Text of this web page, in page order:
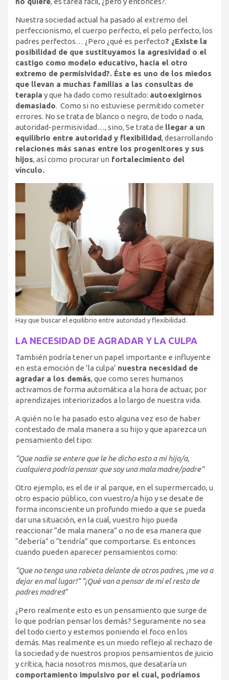
Nuestra sociedad actual ha pasado al extremo del
perfeccionismo, el cuerpo perfecto, el pelo perfecto, los
padres perfectos… ¿Pero ¿qué es perfecto? ¿Existe la
posibilidad de que sustituyamos la agresividad o el
castigo como modelo educativo, hacia el otro
extremo de permisividad?. Éste es uno de los miedos
que llevan a muchas familias a las consultas de
terapia y que ha dado como resultado: autoexigirnos
demasiado. Como si no estuviese permitido cometer
errores. No se trata de blanco o negro, de todo o nada,
autoridad-permisividad…, sino, Se trata de llegar a un
equilibrio entre autoridad y flexibilidad, desarrollando
relaciones más sanas entre los progenitores y sus
hijos, así como procurar un fortalecimiento del
vínculo.
Hay que buscar el equilibrio entre autoridad y flexibilidad.
LA NECESIDAD DE AGRADAR Y LA CULPA
También podría tener un papel importante e influyente
en esta emoción de ‘la culpa’ nuestra necesidad de
agradar a los demás, que como seres humanos
activamos de forma automática a la hora de actuar, por
aprendizajes interiorizados a lo largo de nuestra vida.
A quién no le ha pasado esto alguna vez eso de haber
contestado de mala manera a su hijo y que aparezca un
pensamiento del tipo:
“Que nadie se entere que le he dicho esto a mi hijo/a,
cualquiera podría pensar que soy una mala madre/padre”
Otro ejemplo, es el de ir al parque, en el supermercado, u
otro espacio público, con vuestro/a hijo y se desate de
forma inconsciente un profundo miedo a que se pueda
dar una situación, en la cual, vuestro hijo pueda
reaccionar “de mala manera” o no de esa manera que
“debería” o “tendría” que comportarse. Es entonces
cuando pueden aparecer pensamientos como:
“Que no tenga una rabieta delante de otros padres, ¡me va a
dejar en mal lugar!” “¡Qué van a pensar de mí el resto de
padres madres!”
¿Pero realmente esto es un pensamiento que surge de
lo que podrían pensar los demás? Seguramente no sea
del todo cierto y estemos poniendo el foco en los
demás. Mas realmente es un miedo reflejo al rechazo de
la sociedad y de nuestros propios pensamientos de juicio
y crítica, hacia nosotros mismos, que desataría un
comportamiento impulsivo por el cual, podríamos